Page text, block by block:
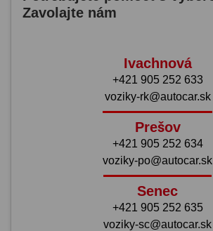
Zavolajte nám
Ivachnová
+421 905 252 633
voziky-rk@autocar.sk
Prešov
+421 905 252 634
voziky-po@autocar.sk
Senec
+421 905 252 635
voziky-sc@autocar.sk